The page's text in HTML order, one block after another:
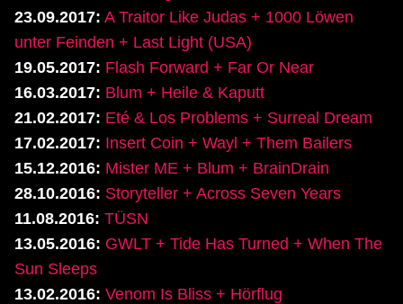
23.09.2017: A Traitor Like Judas + 1000 Löwen
unter Feinden + Last Light (USA)
19.05.2017: Flash Forward + Far Or Near
16.03.2017: Blum + Heile & Kaputt
21.02.2017: Eté & Los Problems + Surreal Dream
17.02.2017: Insert Coin + Wayl + Them Bailers
15.12.2016: Mister ME + Blum + BrainDrain
28.10.2016: Storyteller + Across Seven Years
11.08.2016: TÜSN
13.05.2016: GWLT + Tide Has Turned + When The
Sun Sleeps
13.02.2016: Venom Is Bliss + Hörflug